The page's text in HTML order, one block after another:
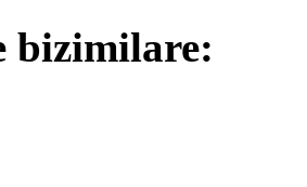
bizimilare: